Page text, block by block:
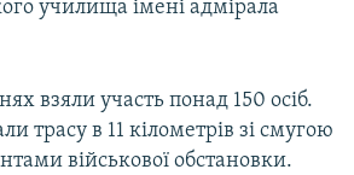
училища імені адмірала
взяли участь понад 150 осіб.
трасу в 11 кілометрів зі смугою
військової обстановки.